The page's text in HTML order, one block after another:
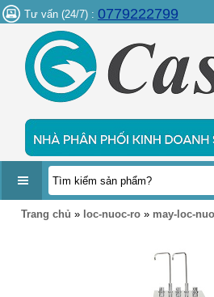
Tư vấn (24/7) : 0779222799
DANH
Trang chủ » loc-nuoc-ro » may-loc-